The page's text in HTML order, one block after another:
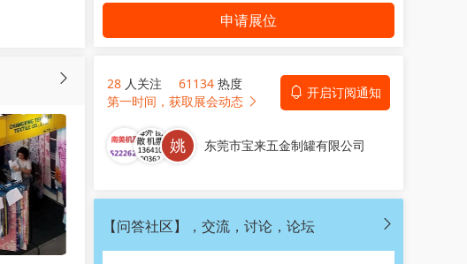
申请展位
28 人关注 61134 热度
开启订阅通知
第一时间，获取展会动态
东莞市宝来五金制罐有限公司
【问答社区】，交流，讨论，论坛